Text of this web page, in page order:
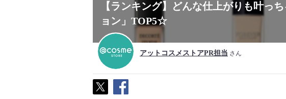
【ランキング】どんな仕上がりも叶っ
ョン」TOP5☆
アットコスメストアPR担当 さん